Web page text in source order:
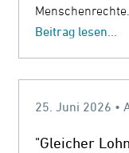
Menschenrechte.
Beitrag lesen...
25. Juni 2026 •
"Gleicher